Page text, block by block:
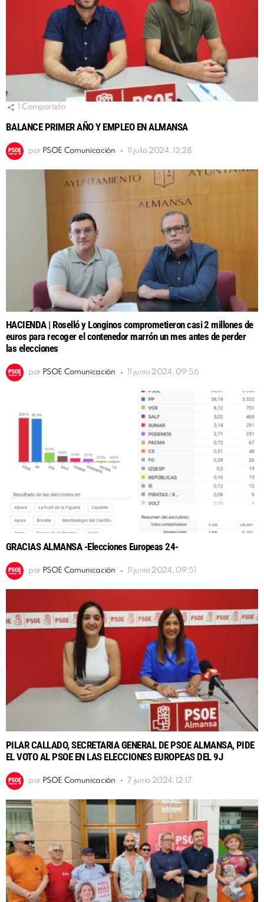
Compartido
BALANCE PRIMER AÑO Y EMPLEO EN ALMANSA
por PSOE Comunicación 11 julio 2024, 13:28
HACIENDA | Roselló y Longinos comprometieron casi 2 millones de
euros para recoger el contenedor marrón un mes antes de perder
las elecciones
por PSOE Comunicación 11 junio 2024, 09:56
GRACIAS ALMANSA -Elecciones Europeas 24-
por PSOE Comunicación 11 junio 2024, 09:51
PILAR CALLADO, SECRETARIA GENERAL DE PSOE ALMANSA, PIDE
EL VOTO AL PSOE EN LAS ELECCIONES EUROPEAS DEL 9J
por PSOE Comunicación 7 junio 2024, 12:17